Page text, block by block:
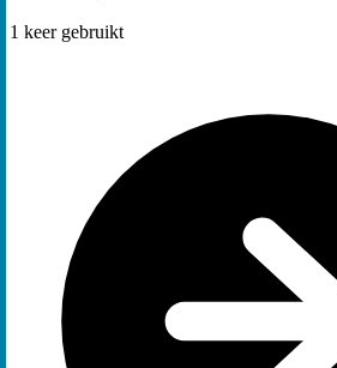
1 keer gebruikt